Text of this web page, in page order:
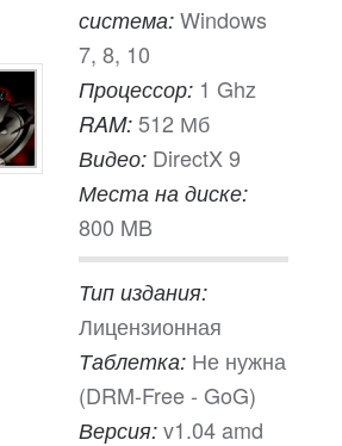
система: Windows
7, 8, 10
Процессор: 1 Ghz
RAM: 512 Мб
Видео: DirectX 9
Места на диске:
800 MB
Тип издания:
Лицензионная
Таблетка: Не нужна
(DRM-Free - GoG)
Версия: v1.04 amd